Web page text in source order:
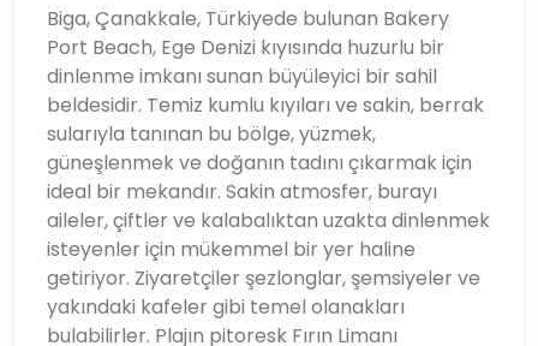
Biga, Çanakkale, Türkiyede bulunan Bakery
Port Beach, Ege Denizi kıyısında huzurlu bir
dinlenme imkanı sunan büyüleyici bir sahil
beldesidir. Temiz kumlu kıyıları ve sakin, berrak
sularıyla tanınan bu bölge, yüzmek,
güneşlenmek ve doğanın tadını çıkarmak için
ideal bir mekandır. Sakin atmosfer, burayı
aileler, çiftler ve kalabalıktan uzakta dinlenmek
isteyenler için mükemmel bir yer haline
getiriyor. Ziyaretçiler şezlonglar, şemsiyeler ve
yakındaki kafeler gibi temel olanakları
bulabilirler. Plajın pitoresk Fırın Limanı